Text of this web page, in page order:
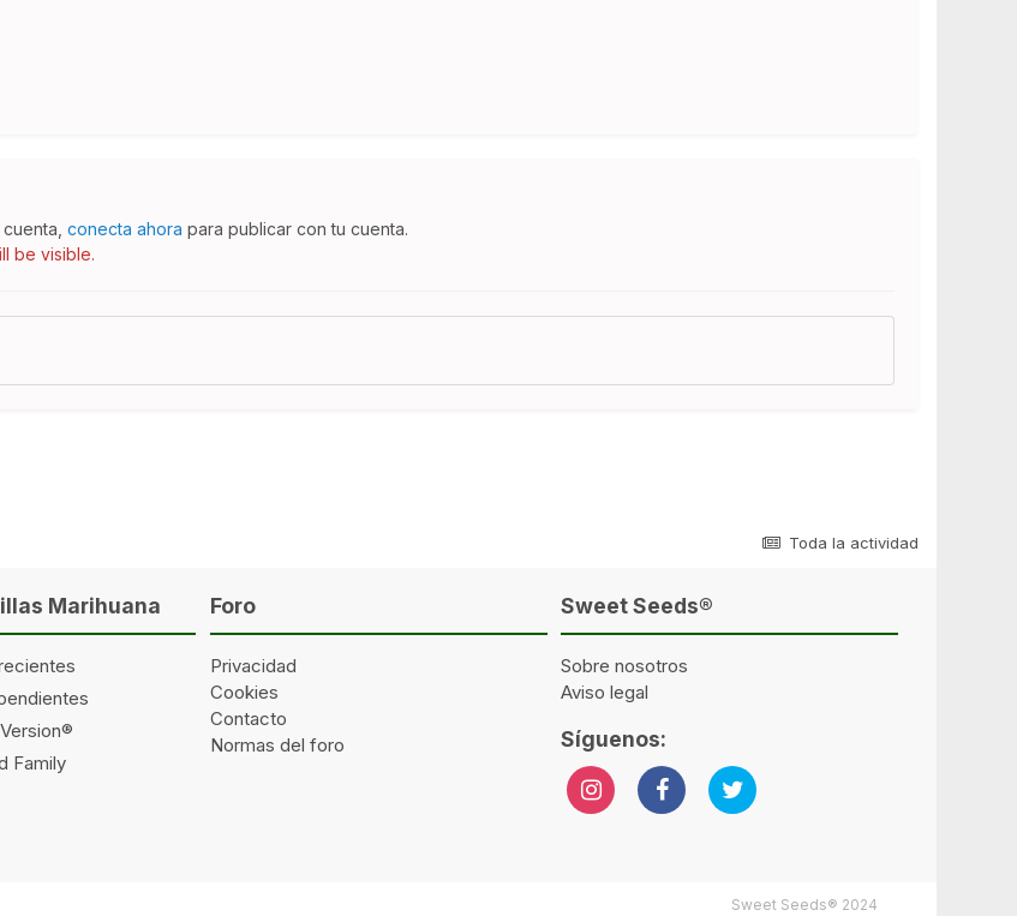
cuenta,conecta ahora para publicar con tu cuenta.
be visible.
Toda la actividad
Marihuana
Family
Foro
Privacidad
Cookies
Contacto
Normas del foro
Sweet Seeds®
Sobre nosotros
Aviso legal
Síguenos:
Sweet Seeds® 2024